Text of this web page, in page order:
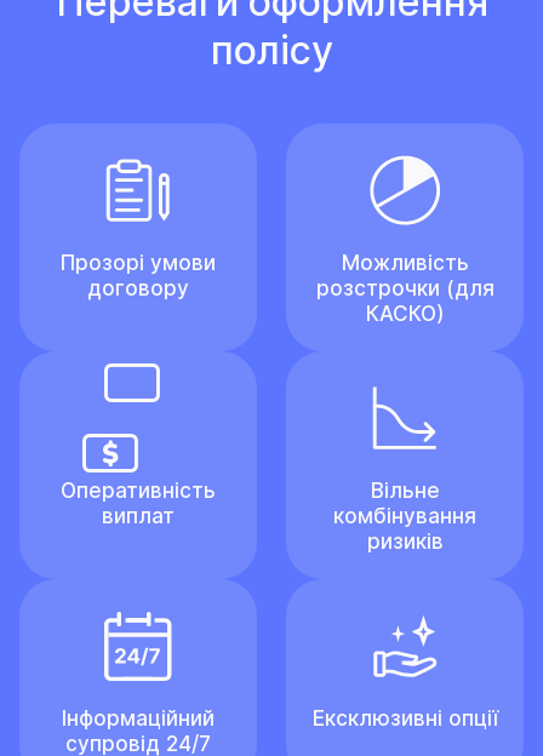
полісу
Прозорі умови
договору
Можливість
розстрочки (для
КАСКО)
Оперативність
виплат
Вільне
комбінування
ризиків
Інформаційний
супровід 24/7
Ексклюзивні опції